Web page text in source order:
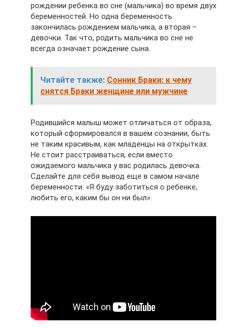
рождении ребенка во сне (мальчика) во время двух
беременностей. Но одна беременность
закончилась рождением мальчика, а вторая –
девочки. Так что, родить мальчика во сне не
всегда означает рождение сына.
Читайте также: Сонник Браки: к чему
снятся Браки женщине или мужчине
Родившийся малыш может отличаться от образа,
который сформировался в вашем сознании, быть
не таким красивым, как младенцы на открытках.
Не стоит расстраиваться, если вместо
ожидаемого мальчика у вас родилась девочка.
Сделайте для себя вывод еще в самом начале
беременности: «Я буду заботиться о ребенке,
любить его, каким бы он ни был».